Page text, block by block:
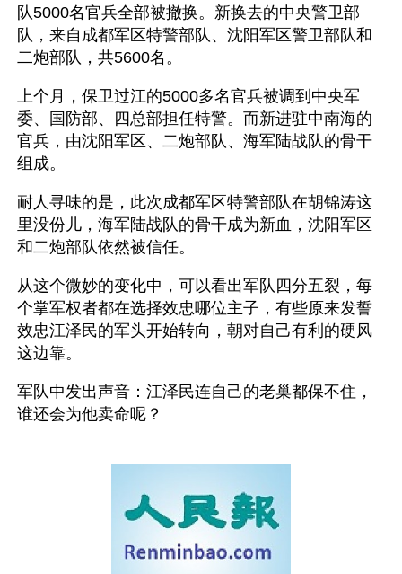
队5000名官兵全部被撤换。新换去的中央警卫部
队，来自成都军区特警部队、沈阳军区警卫部队和
二炮部队，共5600名。
上个月，保卫过江的5000多名官兵被调到中央军
委、国防部、四总部担任特警。而新进驻中南海的
官兵，由沈阳军区、二炮部队、海军陆战队的骨干
组成。
耐人寻味的是，此次成都军区特警部队在胡锦涛这
里没份儿，海军陆战队的骨干成为新血，沈阳军区
和二炮部队依然被信任。
从这个微妙的变化中，可以看出军队四分五裂，每
个掌军权者都在选择效忠哪位主子，有些原来发誓
效忠江泽民的军头开始转向，朝对自己有利的硬风
这边靠。
军队中发出声音：江泽民连自己的老巢都保不住，
谁还会为他卖命呢？